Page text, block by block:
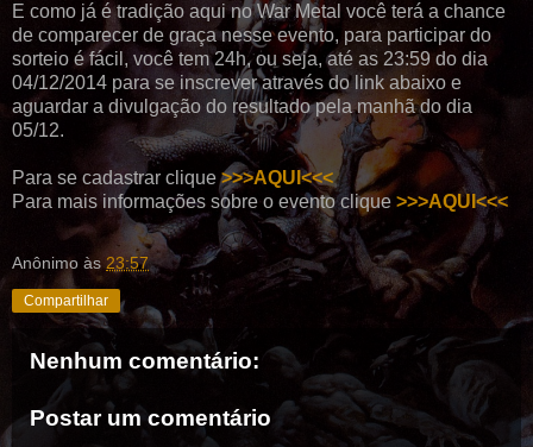
E como já é tradição aqui no War Metal você terá a chance
de comparecer de graça nesse evento, para participar do
sorteio é fácil, você tem 24h, ou seja, até as 23:59 do dia
04/12/2014 para se inscrever através do link abaixo e
aguardar a divulgação do resultado pela manhã do dia
05/12.
Para se cadastrar clique>>>AQUI<<<
Para mais informações sobre o evento clique >>>AQUI<<<
Anônimo às 23:57
Compartilhar
Nenhum comentário:
Postar um comentário